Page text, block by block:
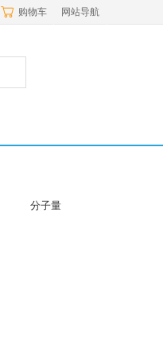
购物车 网站导航
分子量